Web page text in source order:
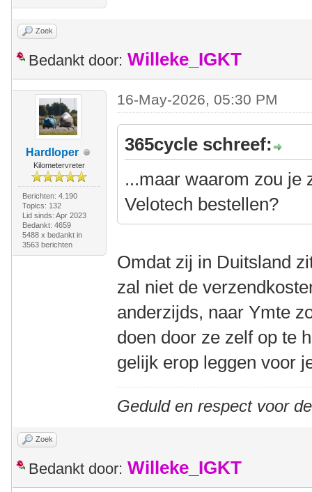
Zoek
Bedankt door: Willeke_IGKT
Hardloper
Kilometervreter
Berichten: 4.190
Topics: 132
Lid sinds: Apr 2023
Bedankt: 4659
5488 x bedankt in
3563 berichten
16-May-2026, 05:30 PM
365cycle schreef:
...maar waarom zou je
Velotech bestellen?
Omdat zij in Duitsland
zal niet de
anderzijds, naar Ymte
doen door ze zelf op te
gelijk erop leggen voor
Geduld en respect voor
Zoek
Bedankt door: Willeke_IGKT